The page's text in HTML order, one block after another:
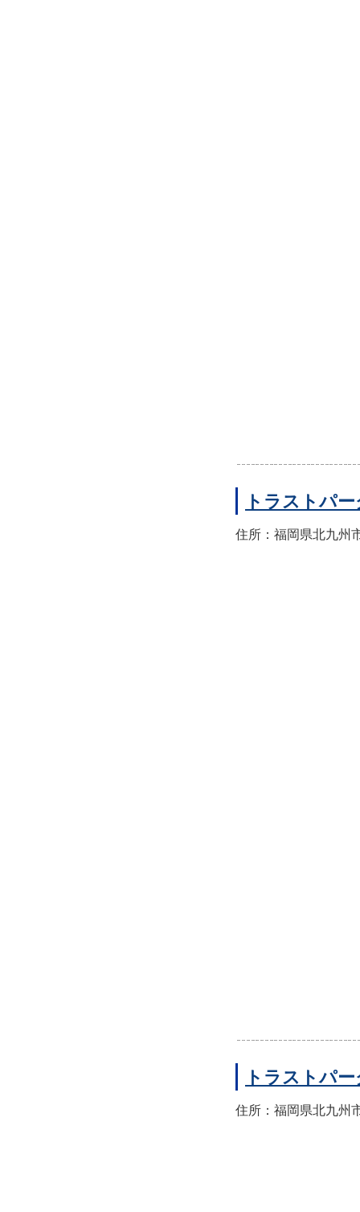
トラストパ
住所：福岡県北九州
トラストパ
住所：福岡県北九州